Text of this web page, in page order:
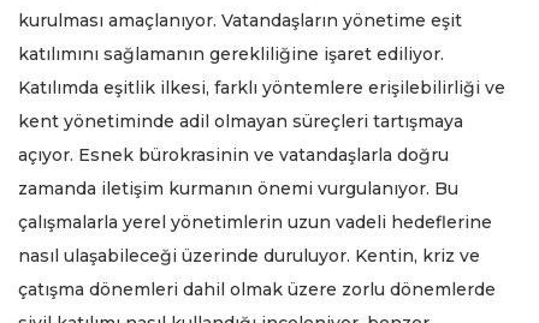
kurulması amaçlanıyor. Vatandaşların yönetime eşit
katılımını sağlamanın gerekliliğine işaret ediliyor.
Katılımda eşitlik ilkesi, farklı yöntemlere erişilebilirliği ve
kent yönetiminde adil olmayan süreçleri tartışmaya
açıyor. Esnek bürokrasinin ve vatandaşlarla doğru
zamanda iletişim kurmanın önemi vurgulanıyor. Bu
çalışmalarla yerel yönetimlerin uzun vadeli hedeflerine
nasıl ulaşabileceği üzerinde duruluyor. Kentin, kriz ve
çatışma dönemleri dahil olmak üzere zorlu dönemlerde